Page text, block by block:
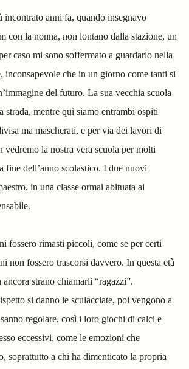
incontrato anni fa, quando insegnavo
con la nonna, non lontano dalla stazione, un
caso mi sono soffermato a guardarlo nella
inconsapevole che in un giorno come tanti si
del futuro. La sua vecchia scuola
strada, mentre qui siamo entrambi ospiti
ma mascherati, e per via dei lavori di
vedremo la nostra vera scuola per molti
fine dell’anno scolastico. I due nuovi
in una classe ormai abituata ai
fossero rimasti piccoli, come se per certi
non fossero trascorsi davvero. In questa età
ancora strano chiamarli “ragazzi”.
si danno le sculacciate, poi vengono a
regolare, così i loro giochi di calci e
eccessivi, come le emozioni che
soprattutto a chi ha dimenticato la propria